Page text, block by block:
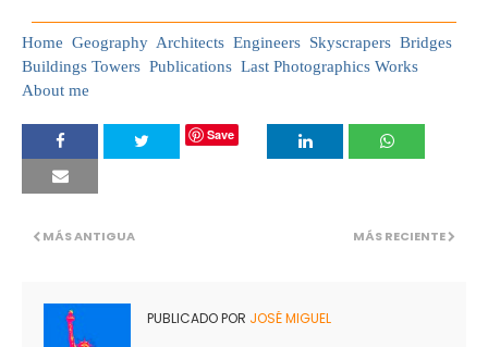
Home Geography Architects Engineers Skyscrapers Bridges
Buildings Towers Publications Last Photographics Works
About me
Save
MÁS RECIENTE
MÁS ANTIGUA
PUBLICADO POR JOSÉ MIGUEL